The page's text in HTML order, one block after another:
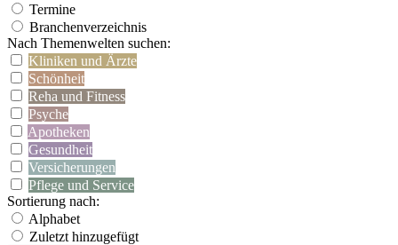
Termine
Branchenverzeichnis
Nach Themenwelten suchen:
Kliniken und Ärzte
Schönheit
Reha und Fitness
Psyche
Apotheken
Gesundheit
Versicherungen
Pflege und Service
Sortierung nach:
Alphabet
Zuletzt hinzugefügt